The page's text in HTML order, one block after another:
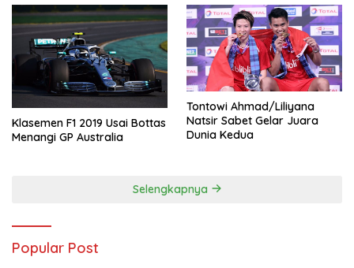
Klasemen F1 2019 Usai Bottas
Menangi GP Australia
Tontowi Ahmad/Liliyana
Natsir Sabet Gelar Juara
Dunia Kedua
Selengkapnya
Popular Post